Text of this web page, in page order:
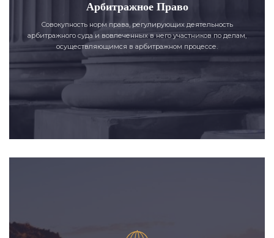
Арбитражное Право
Совокупность норм права, регулирующих деятельность
арбитражного суда и вовлеченных в него участников по делам,
осуществляющимся в арбитражном процессе.